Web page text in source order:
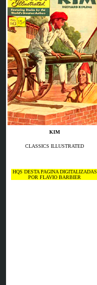
KIM
CLASSICS ILLUSTRATED
HQS DESTA PAGINA DIGITALIZADAS
POR FLAVIO BARBIER